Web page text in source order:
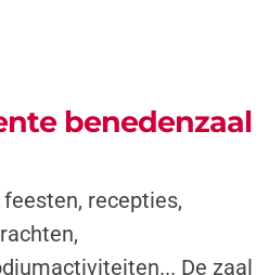
benedenzaal
recepties,
De zaal